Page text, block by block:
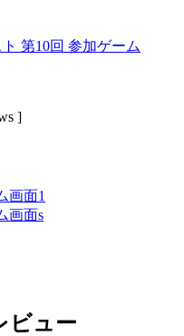
第10回 参加ゲーム
]
ビュー